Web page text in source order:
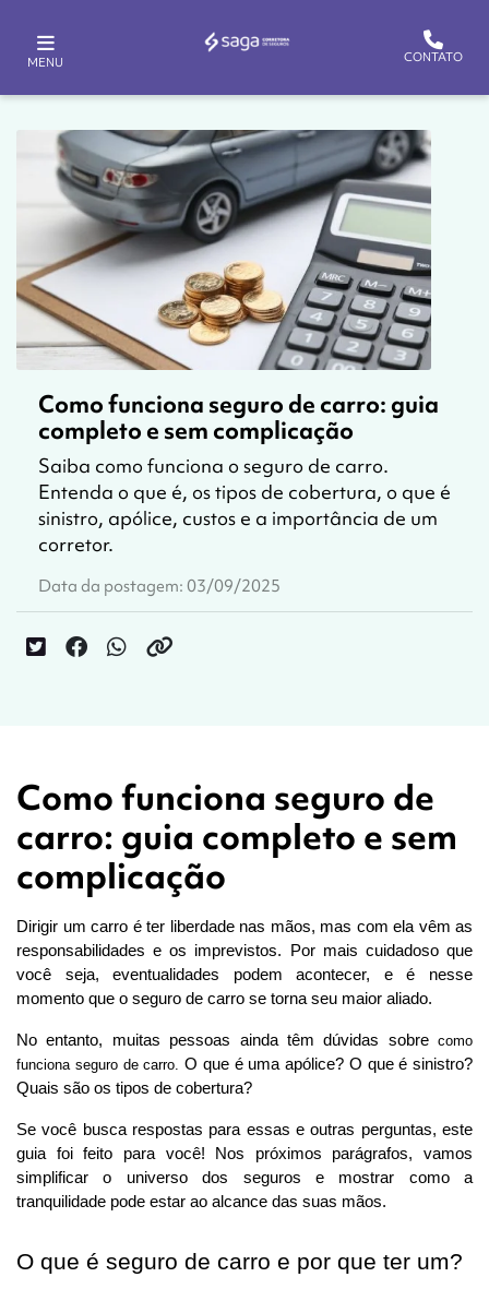
MENU CONTATO
Como funciona seguro de carro: guia
completo e sem complicação
Saiba como funciona o seguro de carro.
Entenda o que é, os tipos de cobertura, o que é
sinistro, apólice, custos e a importância de um
corretor.
Data da postagem: 03/09/2025
Como funciona seguro de
carro: guia completo e sem
complicação
Dirigir um carro é ter liberdade nas mãos, mas com ela vêm as
responsabilidades e os imprevistos. Por mais cuidadoso que
você seja, eventualidades podem acontecer, e é nesse
momento que o seguro de carro se torna seu maior aliado.
No entanto, muitas pessoas ainda têm dúvidas sobre como
funciona seguro de carro. O que é uma apólice? O que é sinistro?
Quais são os tipos de cobertura?
Se você busca respostas para essas e outras perguntas, este
guia foi feito para você! Nos próximos parágrafos, vamos
simplificar o universo dos seguros e mostrar como a
tranquilidade pode estar ao alcance das suas mãos.
O que é seguro de carro e por que ter um?